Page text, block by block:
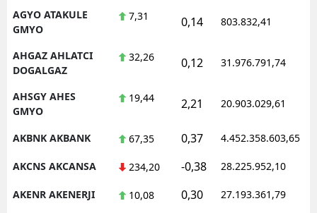
Kırklareli
Konya
Kütahya
Malatya
Manisa
AGYO ATAKULE
GMYO
7,31 0,14 803.832,41
AHGAZ AHLATCI
DOGALGAZ
32,26 0,12 31.976.791,74
AHSGY AHES
GMYO
19,44 2,21 20.903.029,61
AKBNK AKBANK 67,35 0,37 4.452.358.603,65
AKCNS AKCANSA 234,20 -0,38 28.225.952,10
AKENR AKENERJI 10,08 0,30 27.193.361,79